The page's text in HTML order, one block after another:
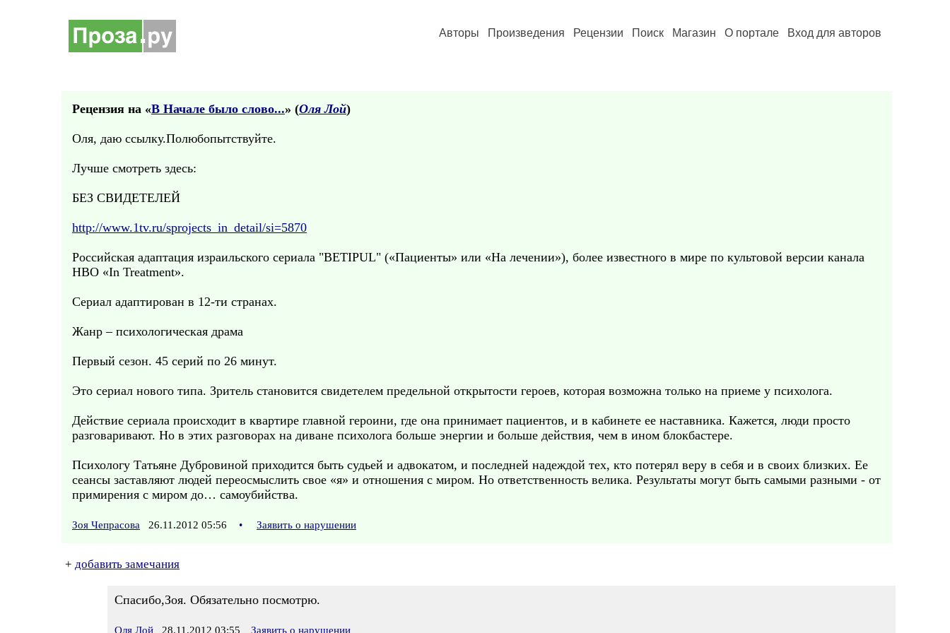
Авторы Произведения Рецензии Поиск Магазин О портале Вход для авторов
Рецензия на «В Начале было слово...» (Оля Лой)
Оля, даю ссылку.Полюбопытствуйте.
Лучше смотреть здесь:
БЕЗ СВИДЕТЕЛЕЙ
http://www.1tv.ru/sprojects_in_detail/si=5870
Российская адаптация израильского сериала "BETIPUL" («Пациенты» или «На лечении»), более известного в мире по культовой версии канала
НВО «In Treatment».
Сериал адаптирован в 12-ти странах.
Жанр – психологическая драма
Первый сезон. 45 серий по 26 минут.
Это сериал нового типа. Зритель становится свидетелем предельной открытости героев, которая возможна только на приеме у психолога.
Действие сериала происходит в квартире главной героини, где она принимает пациентов, и в кабинете ее наставника. Кажется, люди просто
разговаривают. Но в этих разговорах на диване психолога больше энергии и больше действия, чем в ином блокбастере.
Психологу Татьяне Дубровиной приходится быть судьей и адвокатом, и последней надеждой тех, кто потерял веру в себя и в своих близких. Ее
сеансы заставляют людей переосмыслить свое «я» и отношения с миром. Но ответственность велика. Результаты могут быть самыми разными - от
примирения с миром до… самоубийства.
Зоя Чепрасова 26.11.2012 05:56 • Заявить о нарушении
+ добавить замечания
Спасибо,Зоя. Обязательно посмотрю.
Оля Лой 28.11.2012 03:55 Заявить о нарушении